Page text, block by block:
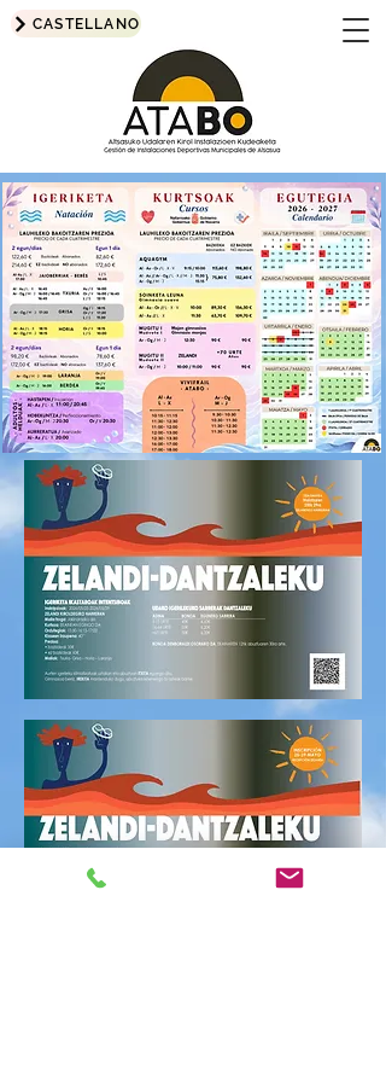
CASTELLANO